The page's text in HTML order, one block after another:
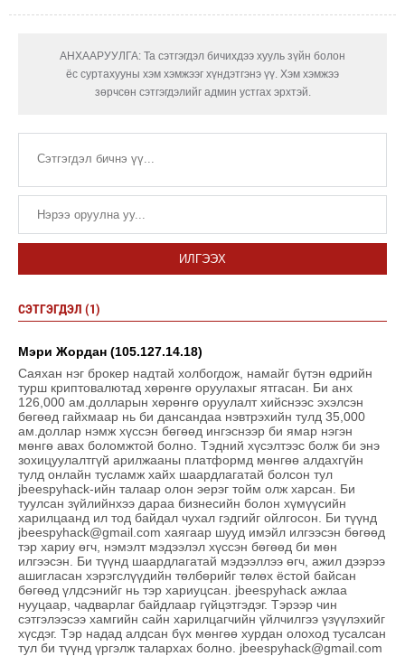
АНХААРУУЛГА: Та сэтгэгдэл бичихдээ хууль зүйн болон
ёс суртахууны хэм хэмжээг хүндэтгэнэ үү. Хэм хэмжээ
зөрчсөн сэтгэгдэлийг админ устгах эрхтэй.
ИЛГЭЭХ
СЭТГЭГДЭЛ (1)
Мэри Жордан (105.127.14.18)
Саяхан нэг брокер надтай холбогдож, намайг бүтэн өдрийн
турш криптовалютад хөрөнгө оруулахыг ятгасан. Би анх
126,000 ам.долларын хөрөнгө оруулалт хийснээс эхэлсэн
бөгөөд гайхмаар нь би дансандаа нэвтрэхийн тулд 35,000
ам.доллар нэмж хүссэн бөгөөд ингэснээр би ямар нэгэн
мөнгө авах боломжтой болно. Тэдний хүсэлтээс болж би энэ
зохицуулалтгүй арилжааны платформд мөнгөө алдахгүйн
тулд онлайн тусламж хайх шаардлагатай болсон тул
jbeespyhack-ийн талаар олон эерэг тойм олж харсан. Би
туулсан зүйлийнхээ дараа бизнесийн болон хүмүүсийн
харилцаанд ил тод байдал чухал гэдгийг ойлгосон. Би түүнд
jbeespyhack@gmail.com хаягаар шууд имэйл илгээсэн бөгөөд
тэр хариу өгч, нэмэлт мэдээлэл хүссэн бөгөөд би мөн
илгээсэн. Би түүнд шаардлагатай мэдээллээ өгч, ажил дээрээ
ашигласан хэрэгслүүдийн төлбөрийг төлөх ёстой байсан
бөгөөд үлдсэнийг нь тэр хариуцсан. jbeespyhack ажлаа
нууцаар, чадварлаг байдлаар гүйцэтгэдэг. Тэрээр чин
сэтгэлээсээ хамгийн сайн харилцагчийн үйлчилгээ үзүүлэхийг
хүсдэг. Тэр надад алдсан бүх мөнгөө хурдан олоход тусалсан
тул би түүнд үргэлж талархах болно. jbeespyhack@gmail.com